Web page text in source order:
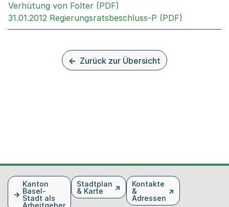
Verhütung von Folter (PDF)
31.01.2012 Regierungsratsbeschluss-P (PDF)
Zurück zur Übersicht
FusszeileKanton
Basel-
Stadt als
Arbeitgeber
Stadtplan
& Karte
Kontakte
&
Adressen